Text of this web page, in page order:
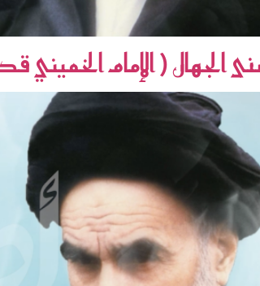
الجهال ( الإمام